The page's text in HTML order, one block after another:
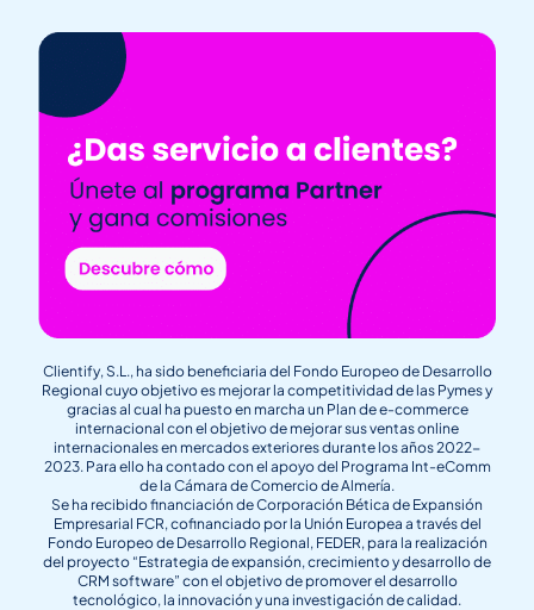
Clientify, S.L., ha sido beneficiaria del Fondo Europeo de Desarrollo
Regional cuyo objetivo es mejorar la competitividad de las Pymes y
gracias al cual ha puesto en marcha un Plan de e-commerce
internacional con el objetivo de mejorar sus ventas online
internacionales en mercados exteriores durante los años 2022-
2023. Para ello ha contado con el apoyo del Programa Int-eComm
de la Cámara de Comercio de Almería.
Se ha recibido financiación de Corporación Bética de Expansión
Empresarial FCR, cofinanciado por la Unión Europea a través del
Fondo Europeo de Desarrollo Regional, FEDER, para la realización
del proyecto “Estrategia de expansión, crecimiento y desarrollo de
CRM software” con el objetivo de promover el desarrollo
tecnológico, la innovación y una investigación de calidad.